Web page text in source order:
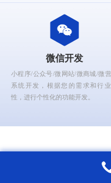
微信开发
小程序/公众号/微网站/微商城/微
系统开发，根据您的需求和行
性，进行个性化的功能开发。
锐